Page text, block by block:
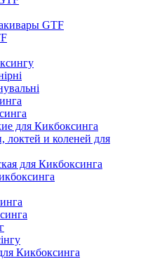
GTF
для Кикбоксинга
локтей и коленей для
для Кикбоксинга
Кикбоксинга